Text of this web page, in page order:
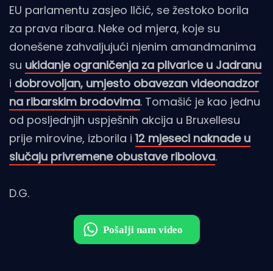
EU parlamentu zasjeo Ilčić, se žestoko borila
za prava ribara. Neke od mjera, koje su
donešene zahvaljujući njenim amandmanima
su ukidanje ograničenja za plivarice u Jadranu
i dobrovoljan, umjesto obavezan videonadzor
na ribarskim brodovima. Tomašić je kao jednu
od posljednjih uspješnih akcija u Bruxellesu
prije mirovine, izborila i 12 mjeseci naknade u
slučaju privremene obustave ribolova.
D.G.